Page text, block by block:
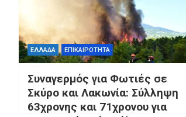
ΕΛΛΑΔΑ ΕΠΙΚΑΙΡΟΤΗΤΑ
Συναγερμός για Φωτιές σε
Σκύρο και Λακωνία: Σύλληψη
63χρονης και 71χρονου για